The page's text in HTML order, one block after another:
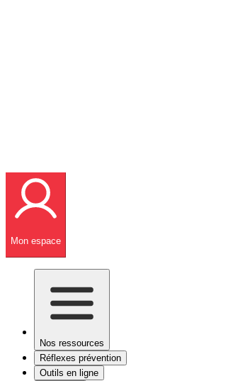
Mon espace
Nos ressources
Réflexes prévention
Outils en ligne